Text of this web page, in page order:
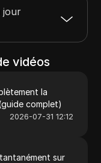
jour
vidéos
la
complet)
2026-07-31 12:12
sur